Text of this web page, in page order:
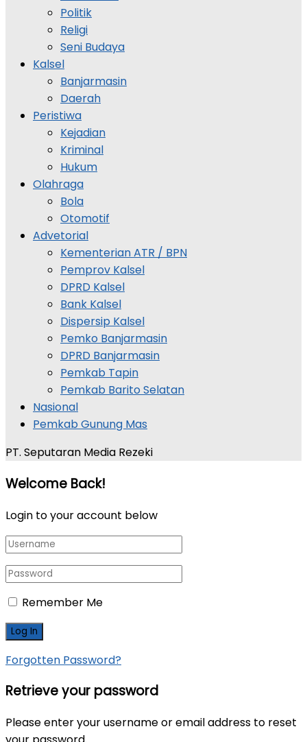
Politik
Religi
Seni Budaya
Kalsel
Banjarmasin
Daerah
Peristiwa
Kejadian
Kriminal
Hukum
Olahraga
Bola
Otomotif
Advetorial
Kementerian ATR / BPN
Pemprov Kalsel
DPRD Kalsel
Bank Kalsel
Dispersip Kalsel
Pemko Banjarmasin
DPRD Banjarmasin
Pemkab Tapin
Pemkab Barito Selatan
Nasional
Pemkab Gunung Mas
PT. Seputaran Media Rezeki
Welcome Back!
Login to your account below
Remember Me
Forgotten Password?
Retrieve your password
Please enter your username or email address to reset